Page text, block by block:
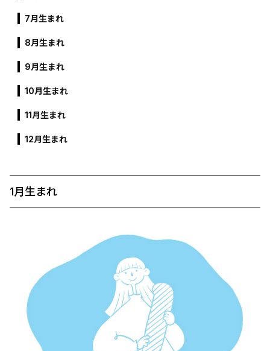
7月生まれ
8月生まれ
9月生まれ
10月生まれ
11月生まれ
12月生まれ
1月生まれ